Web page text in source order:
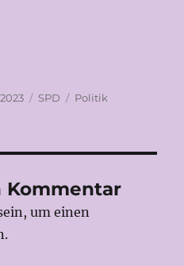
Kategorien
SPD Schlagwörter
Politik
Kommentar
um einen